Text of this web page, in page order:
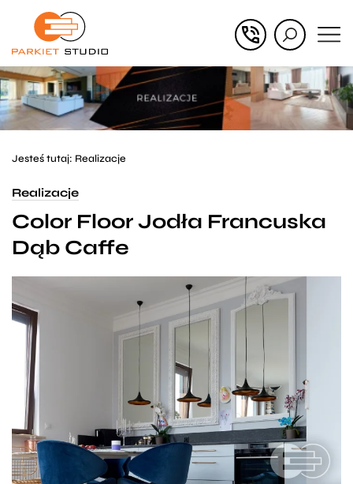
Przejdź
głównego
Przejdź
menu
w
stopce
Jesteś tutaj: Realizacje
Realizacje
Color Floor Jodła Francuska
Dąb Caffe